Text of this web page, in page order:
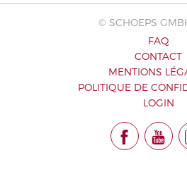
© SCHOEPS
FAQ
CONTACT
MENTIONS
POLITIQUE DE
LOGIN